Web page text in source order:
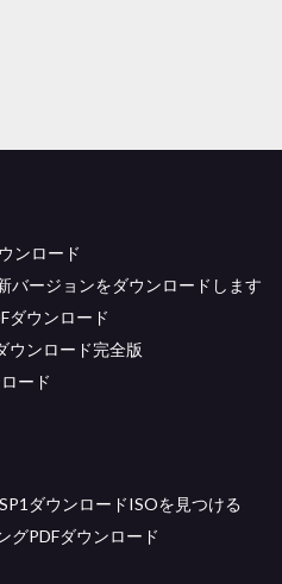
ンロード
バージョンをダウンロードします
ダウンロード
ウンロード完全版
ード
ダウンロードISOを見つける
グPDFダウンロード